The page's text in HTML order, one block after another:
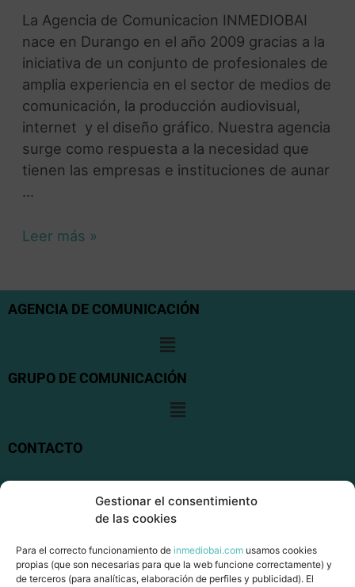
Gestionar el consentimiento
de las cookies
Para el correcto funcionamiento de inmediobai.com usamos cookies
propias (que son necesarias para que la web funcione correctamente) y
de terceros (para analíticas, elaboración de perfiles y publicidad). El
La Agencia de Comunicacion INMEDIOBAI
nace en Durango en el año 2009 gracias a la
iniciativa de un conjunto de profesionales de
amplia experiencia en el sector de medios de
comunicación, la producción audiovisual,
internet y el diseño gráfico. Nuestra agencia
surge como respuesta a la necesidad que
tienen las empresas e instituciones de aunar
…
Leer más »
AGENCIA DE COMUNICACIÓN
GRUPO DE COMUNICACIÓN
CONTACTO
San Frantzisko kalea, 19. 48200 DURANGO
+34 946550033
info@inmediobai.com